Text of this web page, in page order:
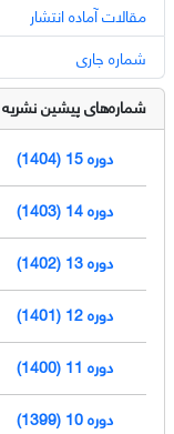
مقالات آماده انتشار
شماره جاری
شماره‌های پیشین نشریه
دوره 15 (1404)
دوره 14 (1403)
دوره 13 (1402)
دوره 12 (1401)
دوره 11 (1400)
دوره 10 (1399)